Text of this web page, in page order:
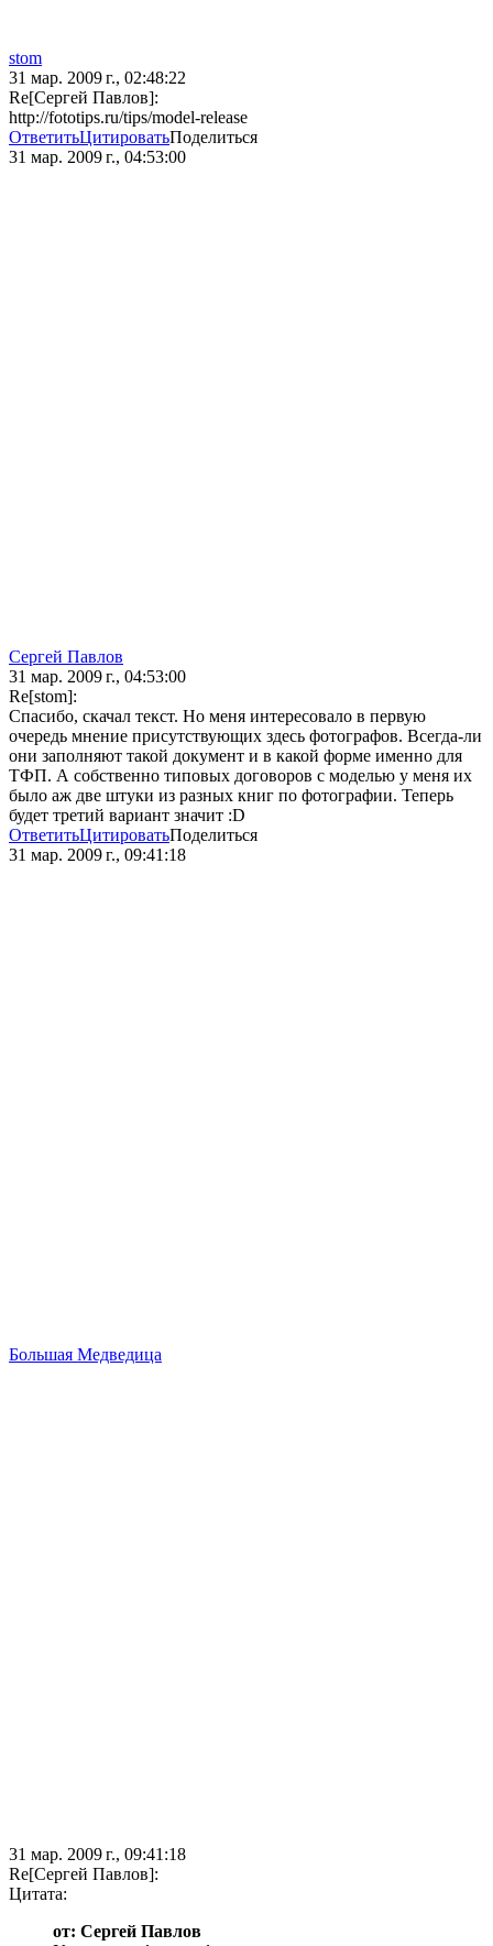
stom
31 мар. 2009 г., 02:48:22
Re[Сергей Павлов]:
http://fototips.ru/tips/model-release
ОтветитьЦитироватьПоделиться
31 мар. 2009 г., 04:53:00
Сергей Павлов
31 мар. 2009 г., 04:53:00
Re[stom]:
Спасибо, скачал текст. Но меня интересовало в первую
очередь мнение присутствующих здесь фотографов. Всегда-ли
они заполняют такой документ и в какой форме именно для
ТФП. А собственно типовых договоров с моделью у меня их
было аж две штуки из разных книг по фотографии. Теперь
будет третий вариант значит :D
ОтветитьЦитироватьПоделиться
31 мар. 2009 г., 09:41:18
Большая Медведица
31 мар. 2009 г., 09:41:18
Re[Сергей Павлов]:
Цитата:
от: Сергей Павлов